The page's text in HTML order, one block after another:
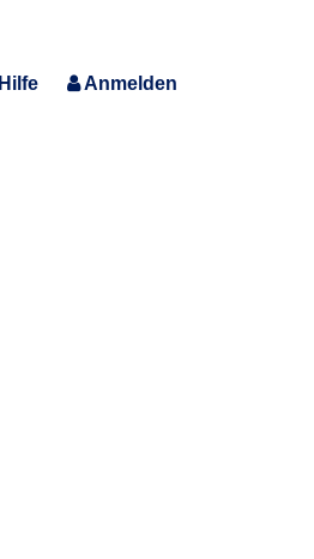
Hilfe Anmelden